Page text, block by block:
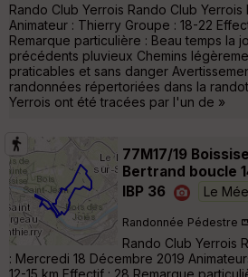
Rando Club Yerrois Rando Club
Animateur : Thierry Groupe : 18-22
Remarque particulière : Beau temps la
précédents pluvieux Chemins
praticables et sans danger
randonnées répertoriées dans la
Yerrois ont été tracées par l'un de »
77M17/19
Bertrand boucle
IBP 36
Le
Randonnée Pédestre
Rando Club Yerrois
: Mercredi 18 Décembre 2019
12-15 km Effectif : 28 Remarque